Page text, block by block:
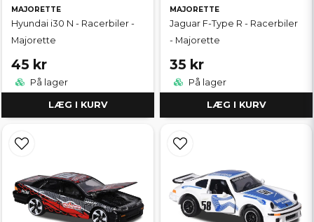
MAJORETTE
Hyundai i30 N - Racerbiler -
Majorette
45 kr
På lager
LÆG I KURV
MAJORETTE
Jaguar F-Type R - Racerbiler
- Majorette
35 kr
På lager
LÆG I KURV